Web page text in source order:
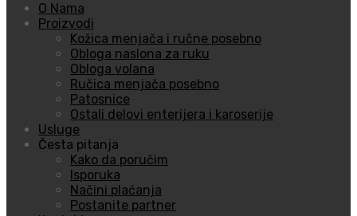
O Nama
Proizvodi
Kožica menjača i ručne posebno
Obloga naslona za ruku
Obloga volana
Ručica menjača posebno
Patosnice
Ostali delovi enterijera i karoserije
Usluge
Česta pitanja
Kako da poručim
Isporuka
Načini plaćanja
Postanite partner